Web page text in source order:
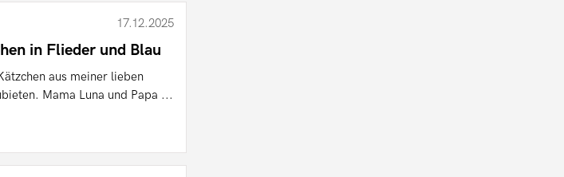
17.12.2025
in Flieder und Blau
aus meiner lieben
Mama Luna und Papa ...